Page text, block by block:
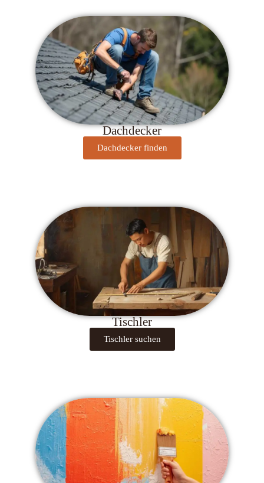
Dachdecker
Dachdecker finden
Tischler
Tischler suchen